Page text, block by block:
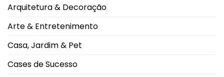
de
ranking
UFU,
e
Shopping
Arquitetura & Decoração
Arte & Entretenimento
Casa, Jardim & Pet
Cases de Sucesso